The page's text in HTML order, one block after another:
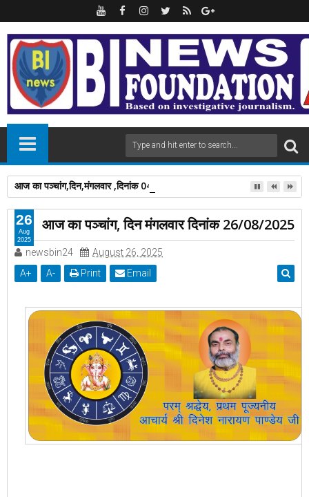
आज का पञ्चांग,दिन,मंगलवार ,दिनांक 04/08/2026,
आज का पञ्चांग, दिन मंगलवार दिनांक 26/08/2025
newsbin24
August 26, 2025
A+ A- Print Email
26
Aug
2025